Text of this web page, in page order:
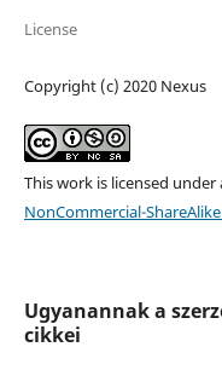
License
Copyright (c) 2020 Nexus
This work is licensed under
NonCommercial-
Ugyanannak a
cikkei